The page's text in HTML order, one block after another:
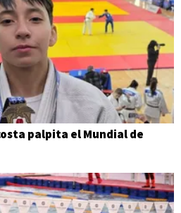
palpita el Mundial de